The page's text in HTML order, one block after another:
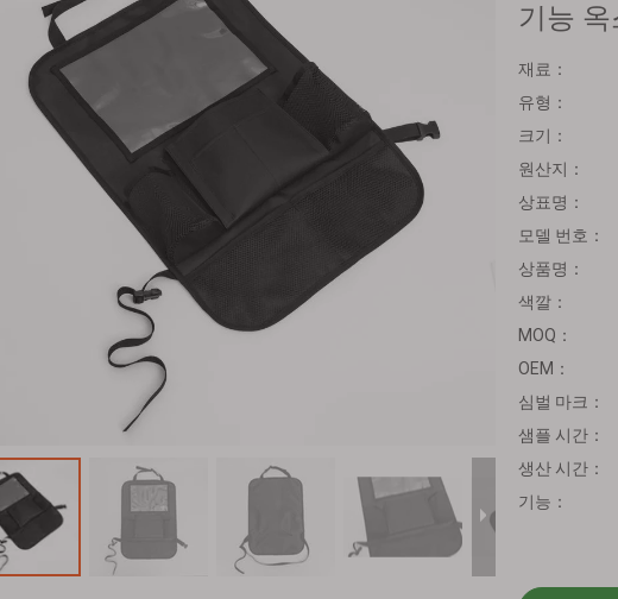
기능
재료：
유형：
크기：
원산지：
상표명：
모델 번호：
상품명：
색깔：
MOQ：
OEM：
심벌 마크：
샘플 시간：
생산 시간：
기능：